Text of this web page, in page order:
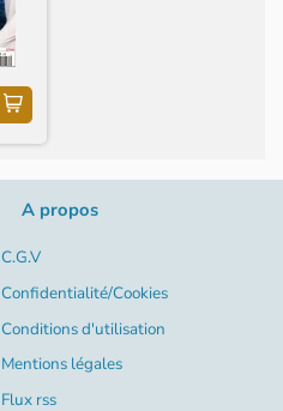
A propos
C.G.V
Confidentialité/Cookies
Conditions d'utilisation
Mentions légales
Flux rss